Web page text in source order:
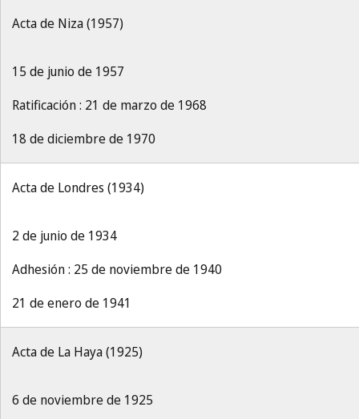
Acta de Niza (1957)
15 de junio de 1957
Ratificación : 21 de marzo de 1968
18 de diciembre de 1970
Acta de Londres (1934)
2 de junio de 1934
Adhesión : 25 de noviembre de 1940
21 de enero de 1941
Acta de La Haya (1925)
6 de noviembre de 1925